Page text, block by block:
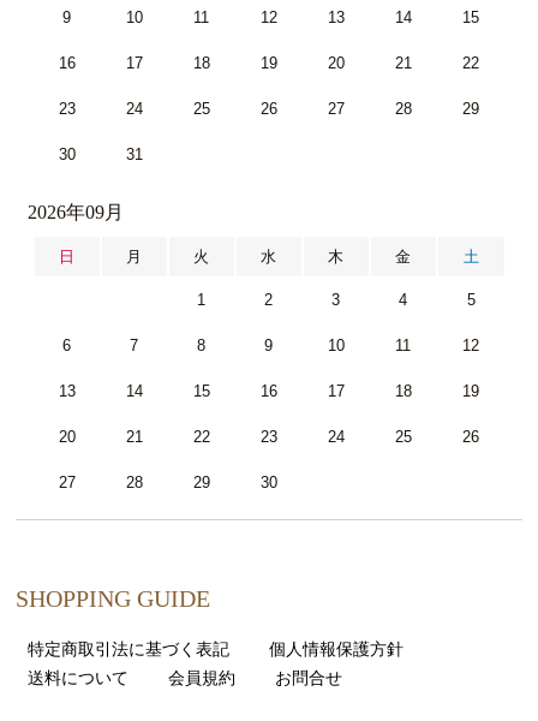
9 10 11 12 13 14 15
16 17 18 19 20 21 22
23 24 25 26 27 28 29
30 31
2026年09月
日 月 火 水 木 金 土
1 2 3 4 5
6 7 8 9 10 11 12
13 14 15 16 17 18 19
20 21 22 23 24 25 26
27 28 29 30
SHOPPING GUIDE
特定商取引法に基づく表記
個人情報保護方針
送料について
会員規約 お問合せ